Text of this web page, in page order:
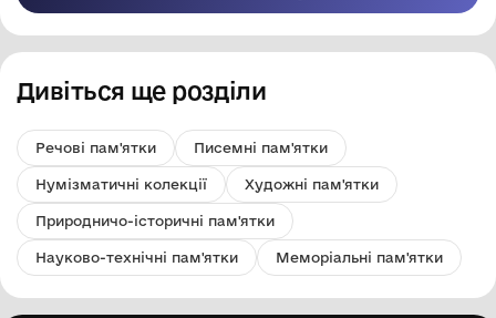
Дивіться ще розділи
Речові пам'ятки Писемні пам'ятки
Нумізматичні колекції Художні пам'ятки
Природничо-історичні пам'ятки
Науково-технічні пам'ятки Меморіальні пам'ятки